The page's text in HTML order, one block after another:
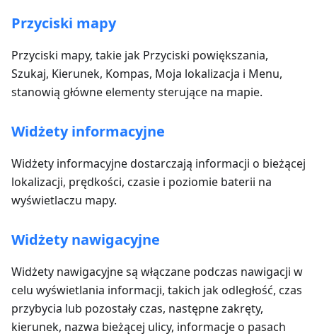
Przyciski mapy
Przyciski mapy, takie jak Przyciski powiększania,
Szukaj, Kierunek, Kompas, Moja lokalizacja i Menu,
stanowią główne elementy sterujące na mapie.
Widżety informacyjne
Widżety informacyjne dostarczają informacji o bieżącej
lokalizacji, prędkości, czasie i poziomie baterii na
wyświetlaczu mapy.
Widżety nawigacyjne
Widżety nawigacyjne są włączane podczas nawigacji w
celu wyświetlania informacji, takich jak odległość, czas
przybycia lub pozostały czas, następne zakręty,
kierunek, nazwa bieżącej ulicy, informacje o pasach